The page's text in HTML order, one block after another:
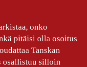
onko
pitäisi olla osoitus
Tanskan
osallistuu silloin